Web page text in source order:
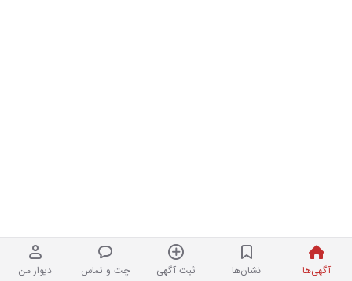
آگهی‌ها نشان‌ها ثبت آگهی چت و تماس دیوار من